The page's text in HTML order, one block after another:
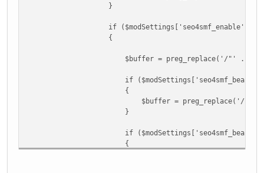
}
if ($modSettings['seo4smf_enable'] ==
{
$buffer = preg_replace('/"' .
if
{
$buffer = preg_replace('/"' .
}
if
{